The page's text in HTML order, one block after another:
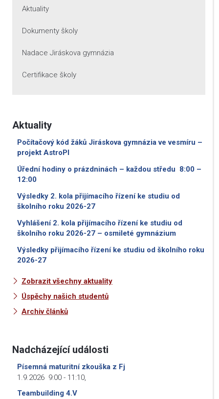
Aktuality
Dokumenty školy
Nadace Jiráskova gymnázia
Certifikace školy
Aktuality
Počítačový kód žáků Jiráskova gymnázia ve vesmíru –
projekt AstroPI
Úřední hodiny o prázdninách – každou středu 8:00 –
12:00
Výsledky 2. kola přijímacího řízení ke studiu od
školního roku 2026-27
Vyhlášení 2. kola přijímacího řízení ke studiu od
školního roku 2026-27 – osmileté gymnázium
Výsledky přijímacího řízení ke studiu od školního roku
2026-27
Zobrazit všechny aktuality
Úspěchy našich studentů
Archiv článků
Nadcházející události
Písemná maturitní zkouška z Fj
1.9.2026 9:00 - 11:10,
Teambuilding 4.V